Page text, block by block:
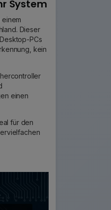
System
Dieser
PCs
kein
einen
für den